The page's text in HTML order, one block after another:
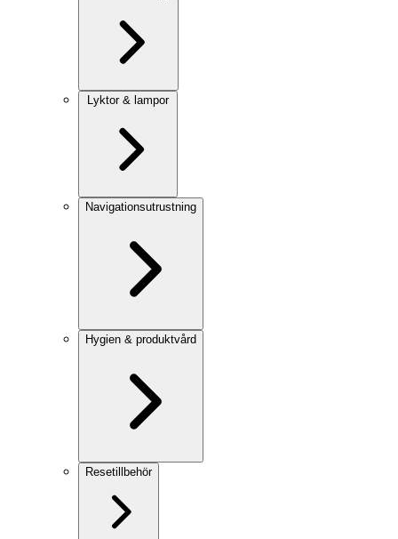
Lyktor & lampor
Navigationsutrustning
Hygien & produktvård
Resetillbehör